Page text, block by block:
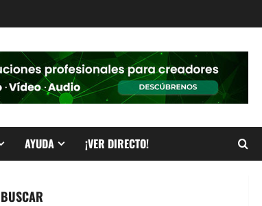
AYUDA ¡VER DIRECTO!
BUSCAR